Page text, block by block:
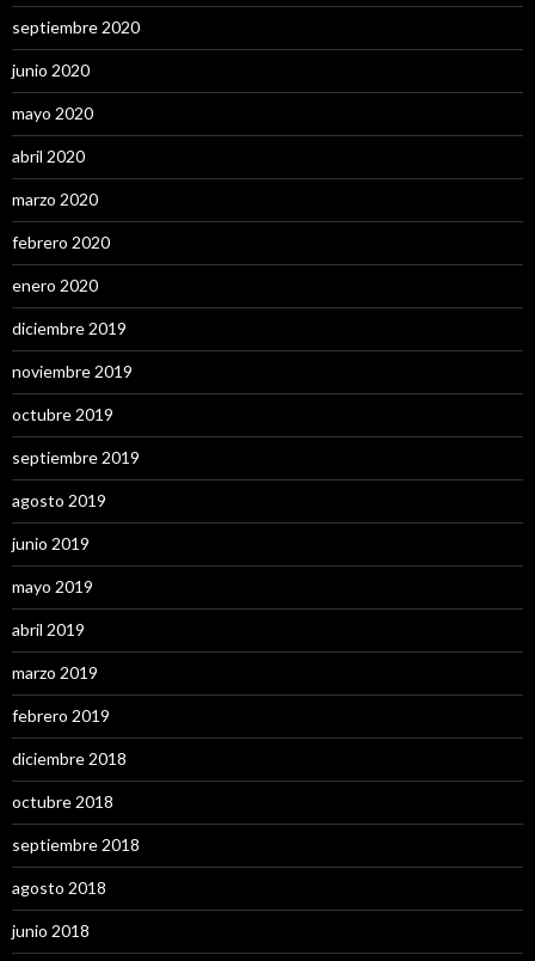
septiembre 2020
junio 2020
mayo 2020
abril 2020
marzo 2020
febrero 2020
enero 2020
diciembre 2019
noviembre 2019
octubre 2019
septiembre 2019
agosto 2019
junio 2019
mayo 2019
abril 2019
marzo 2019
febrero 2019
diciembre 2018
octubre 2018
septiembre 2018
agosto 2018
junio 2018